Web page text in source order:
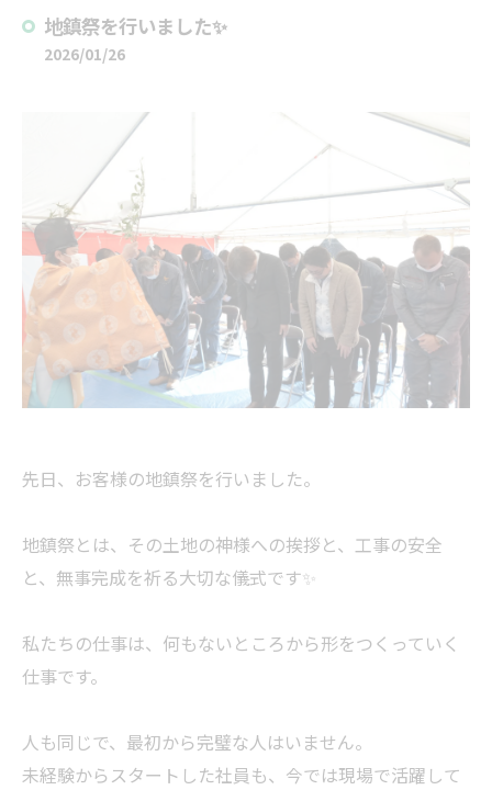
地鎮祭を行いました✨
2026/01/26
先日、お客様の地鎮祭を行いました。
地鎮祭とは、その土地の神様への挨拶と、工事の安全
と、無事完成を祈る大切な儀式です✨
私たちの仕事は、何もないところから形をつくっていく
仕事です。
人も同じで、最初から完璧な人はいません。
未経験からスタートした社員も、今では現場で活躍して